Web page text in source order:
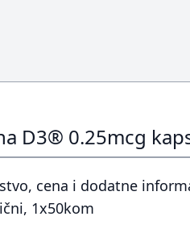
D3® 0.25mcg
cena i dodatne
1x50kom